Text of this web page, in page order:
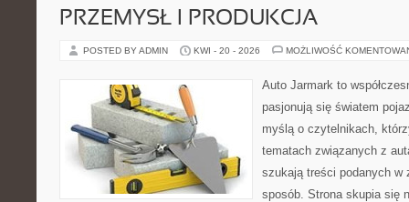
PRZEMYSŁ I PRODUKCJA
POSTED BY ADMIN KWI - 20 - 2026 MOŻLIWOŚĆ
Auto Jarmark to
pasjonują się światem
myślą o czytelnikach,
tematach związanych z
szukają treści podanych w
sposób. Strona skupia się